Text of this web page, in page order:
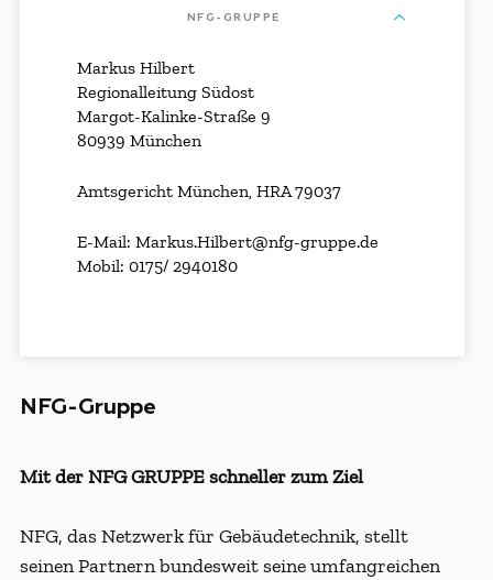
NFG-GRUPPE
Markus Hilbert
Regionalleitung Südost
Margot-Kalinke-Straße 9
80939 München
Amtsgericht München, HRA 79037
E-Mail: Markus.Hilbert@nfg-gruppe.de
Mobil: 0175/ 2940180
NFG-Gruppe
Mit der NFG GRUPPE schneller zum Ziel
NFG, das Netzwerk für Gebäudetechnik, stellt
seinen Partnern bundesweit seine umfangreichen